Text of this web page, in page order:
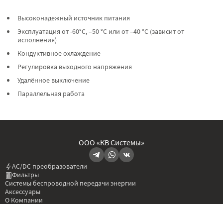
Высоконадежный источник питания
Эксплуатация от -60°C, –50 °C или от –40 °C (зависит от
исполнения)
Кондуктивное охлаждение
Регулировка выходного напряжения
Удалённое выключение
Параллельная работа
ООО «КВ Системы»
AC/DC преобразователи
Фильтры
Системы беспроводной передачи энергии
Аксессуары
О Компании